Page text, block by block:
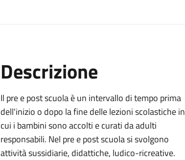
Descrizione
Il pre e post scuola è un intervallo di tempo prima
dell'inizio o dopo la fine delle lezioni scolastiche in
cui i bambini sono accolti e curati da adulti
responsabili. Nel pre e post scuola si svolgono
attività sussidiarie, didattiche, ludico-ricreative.